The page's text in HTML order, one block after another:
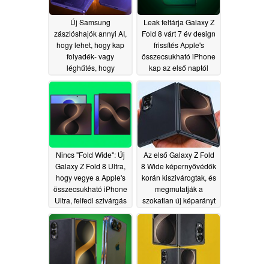
Új Samsung
zászlóshajók annyi AI,
hogy lehet, hogy kap
folyadék- vagy
léghűtés, hogy
szivárgás
06/01/2026
Leak feltárja Galaxy Z
Fold 8 várt 7 év design
frissítés Apple's
összecsukható iPhone
kap az első naptól
05/30/2026
Nincs "Fold Wide": Új
Galaxy Z Fold 8 Ultra,
hogy vegye a Apple's
összecsukható iPhone
Ultra, felfedi szivárgás
05/25/2026
Az első Galaxy Z Fold
8 Wide képernyővédők
korán kiszivárogtak, és
megmutatják a
szokatlan új képarányt
05/24/2026